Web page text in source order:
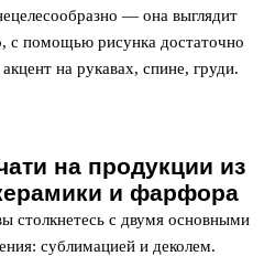
— она выглядит
с помощью рисунка достаточно
на рукавах, спине, груди.
на продукции из
и фарфора
столкнетесь с двумя основными
сублимацией и деколем.